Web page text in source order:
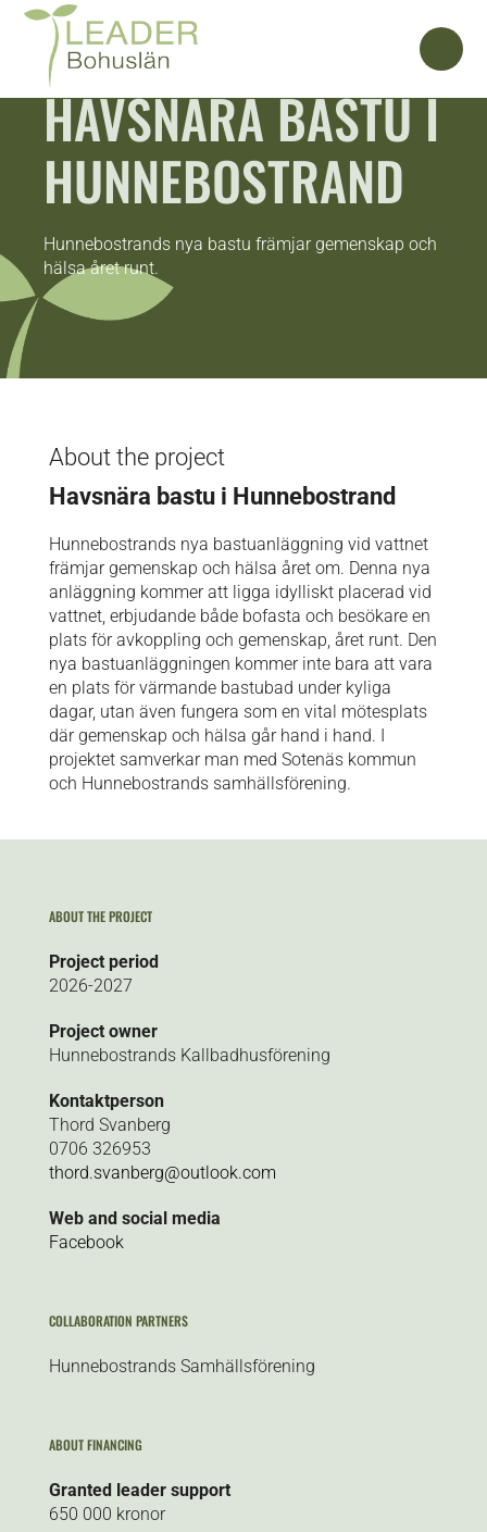
HAVSNÄRA BASTU I
HUNNEBOSTRAND
Hunnebostrands nya bastu främjar gemenskap och
hälsa året runt.
About the project
Havsnära bastu i Hunnebostrand
Hunnebostrands nya bastuanläggning vid vattnet
främjar gemenskap och hälsa året om. Denna nya
anläggning kommer att ligga idylliskt placerad vid
vattnet, erbjudande både bofasta och besökare en
plats för avkoppling och gemenskap, året runt. Den
nya bastuanläggningen kommer inte bara att vara
en plats för värmande bastubad under kyliga
dagar, utan även fungera som en vital mötesplats
där gemenskap och hälsa går hand i hand. I
projektet samverkar man med Sotenäs kommun
och Hunnebostrands samhällsförening.
ABOUT THE PROJECT
Project period
2026-2027
Project owner
Hunnebostrands Kallbadhusförening
Kontaktperson
Thord Svanberg
0706 326953
thord.svanberg@outlook.com
Web and social media
Facebook
COLLABORATION PARTNERS
Hunnebostrands Samhällsförening
ABOUT FINANCING
Granted leader support
650 000 kronor